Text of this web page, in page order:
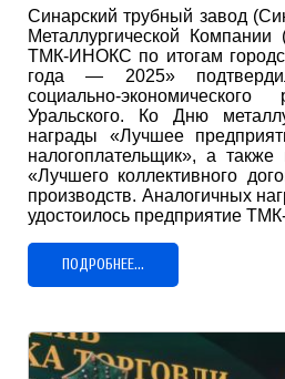
Синарский трубный завод
Металлургической
ТМК-ИНОКС по итогам
года — 2025»
социально-
Уральского. Ко Дню
награды «Лучшее
налогоплательщик», а также
«Лучшего коллективного
производств. Аналогичных
удостоилось предприятие
ПОДРОБНЕЕ...